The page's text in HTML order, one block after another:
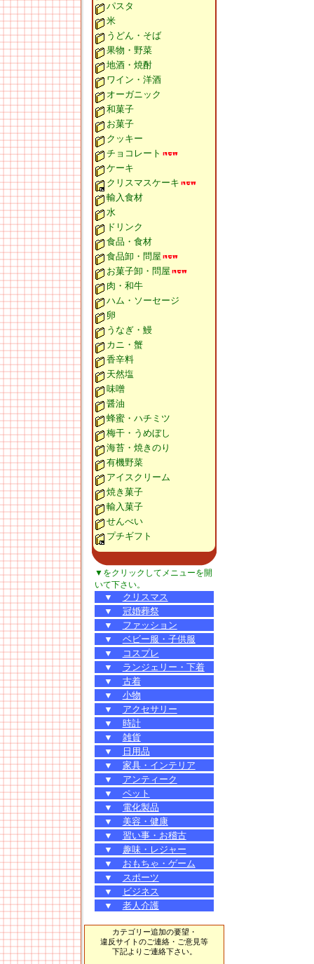
パスタ
米
うどん・そば
果物・野菜
地酒・焼酎
ワイン・洋酒
オーガニック
和菓子
お菓子
クッキー
チョコレート
ケーキ
クリスマスケーキ
輸入食材
水
ドリンク
食品・食材
食品卸・問屋
お菓子卸・問屋
肉・和牛
ハム・ソーセージ
卵
うなぎ・鰻
カニ・蟹
香辛料
天然塩
味噌
醤油
蜂蜜・ハチミツ
梅干・うめぼし
海苔・焼きのり
有機野菜
アイスクリーム
焼き菓子
輸入菓子
せんべい
プチギフト
▼をクリックしてメニューを開
いて下さい。
▼
クリスマス
▼
冠婚葬祭
▼
ファッション
▼
ベビー服・子供服
▼
コスプレ
▼
ランジェリー・下着
▼
古着
▼
小物
▼
アクセサリー
▼
時計
▼
雑貨
▼
日用品
▼
家具・インテリア
▼
アンティーク
▼
ペット
▼
電化製品
▼
美容・健康
▼
習い事・お稽古
▼
趣味・レジャー
▼
おもちゃ・ゲーム
▼
スポーツ
▼
ビジネス
▼
老人介護
カテゴリー追加の要望・
違反サイトのご連絡・ご意見等
下記よりご連絡下さい。